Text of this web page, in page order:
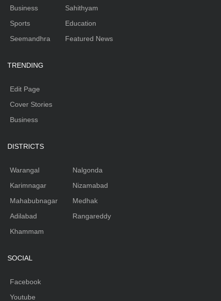
Business
Sports
Seemandhra
Sahithyam
Education
Featured News
TRENDING
Edit Page
Cover Stories
Business
DISTRICTS
Warangal
Karimnagar
Mahabubnagar
Adilabad
Khammam
Nalgonda
Nizamabad
Medhak
Rangareddy
SOCIAL
Facebook
Youtube